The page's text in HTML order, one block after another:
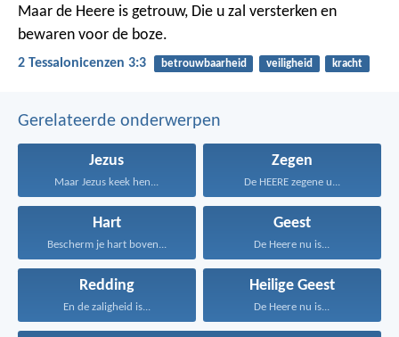
Maar de Heere is getrouw, Die u zal versterken en
bewaren voor de boze.
2 Tessalonicenzen 3:3 betrouwbaarheid veiligheid kracht
Gerelateerde onderwerpen
Jezus
Maar Jezus keek hen...
Zegen
De HEERE zegene u...
Hart
Bescherm je hart boven...
Geest
De Heere nu is...
Redding
En de zaligheid is...
Heilige Geest
De Heere nu is...